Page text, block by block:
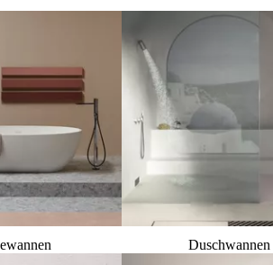
Duschwannen